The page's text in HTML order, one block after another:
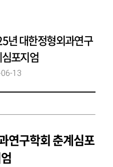
대한정형외과연구
포지엄
13
연구학회 춘계심포